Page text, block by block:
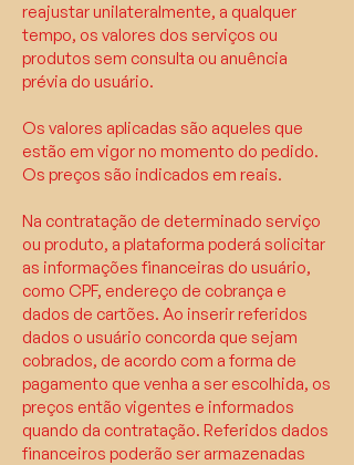
reajustar unilateralmente, a qualquer
tempo, os valores dos serviços ou
produtos sem consulta ou anuência
prévia do usuário.
Os valores aplicadas são aqueles que
estão em vigor no momento do pedido.
Os preços são indicados em reais.
Na contratação de determinado serviço
ou produto, a plataforma poderá solicitar
as informações financeiras do usuário,
como CPF, endereço de cobrança e
dados de cartões. Ao inserir referidos
dados o usuário concorda que sejam
cobrados, de acordo com a forma de
pagamento que venha a ser escolhida, os
preços então vigentes e informados
quando da contratação. Referidos dados
financeiros poderão ser armazenadas